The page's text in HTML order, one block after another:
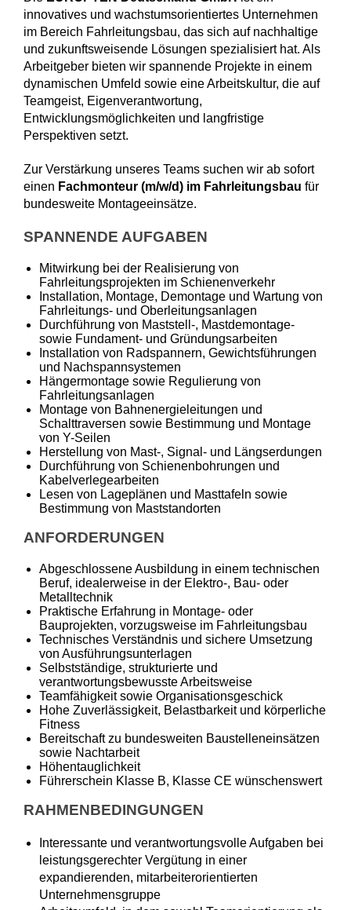
innovatives und wachstumsorientiertes Unternehmen
im Bereich Fahrleitungsbau, das sich auf nachhaltige
und zukunftsweisende Lösungen spezialisiert hat. Als
Arbeitgeber bieten wir spannende Projekte in einem
dynamischen Umfeld sowie eine Arbeitskultur, die auf
Teamgeist, Eigenverantwortung,
Entwicklungsmöglichkeiten und langfristige
Perspektiven setzt.
Zur Verstärkung unseres Teams suchen wir ab sofort
einen Fachmonteur (m/w/d) im Fahrleitungsbau für
bundesweite Montageeinsätze.
SPANNENDE AUFGABEN
Mitwirkung bei der Realisierung von
Fahrleitungsprojekten im Schienenverkehr
Installation, Montage, Demontage und Wartung von
Fahrleitungs- und Oberleitungsanlagen
Durchführung von Maststell-, Mastdemontage-
sowie Fundament- und Gründungsarbeiten
Installation von Radspannern, Gewichtsführungen
und Nachspannsystemen
Hängermontage sowie Regulierung von
Fahrleitungsanlagen
Montage von Bahnenergieleitungen und
Schalttraversen sowie Bestimmung und Montage
von Y-Seilen
Herstellung von Mast-, Signal- und Längserdungen
Durchführung von Schienenbohrungen und
Kabelverlegearbeiten
Lesen von Lageplänen und Masttafeln sowie
Bestimmung von Maststandorten
ANFORDERUNGEN
Abgeschlossene Ausbildung in einem technischen
Beruf, idealerweise in der Elektro-, Bau- oder
Metalltechnik
Praktische Erfahrung in Montage- oder
Bauprojekten, vorzugsweise im Fahrleitungsbau
Technisches Verständnis und sichere Umsetzung
von Ausführungsunterlagen
Selbstständige, strukturierte und
verantwortungsbewusste Arbeitsweise
Teamfähigkeit sowie Organisationsgeschick
Hohe Zuverlässigkeit, Belastbarkeit und körperliche
Fitness
Bereitschaft zu bundesweiten Baustelleneinsätzen
sowie Nachtarbeit
Höhentauglichkeit
Führerschein Klasse B, Klasse CE wünschenswert
RAHMENBEDINGUNGEN
Interessante und verantwortungsvolle Aufgaben bei
leistungsgerechter Vergütung in einer
expandierenden, mitarbeiterorientierten
Unternehmensgruppe